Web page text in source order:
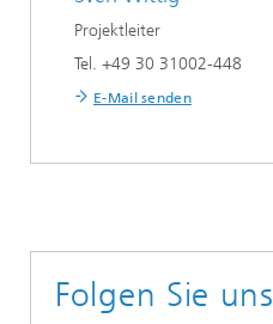
Projektleiter
Tel. +49 30 31002-448
E-Mail senden
Folgen Sie uns